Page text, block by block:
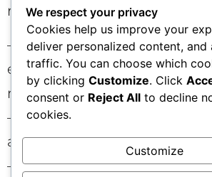
rapports). À chaque étape :
– Testez avec le DebugView
extensions de balisage (Tag
mode aperçu GTM).
– Documentez les décisions
activé, ce qui est ignoré et
– Vérifiez l’impact sur vos
We respect your privacy
Cookies help us improve your
deliver personalized content, and
traffic. You can choose which
by clicking Customize. Click
consent or Reject All to decline
cookies.
Customize